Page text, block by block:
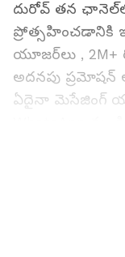
దురోవ్ తన
ప్రోత్సహించడానికి
యూజర్‌లు ,
అదనపు ప్రమోషన్
ఏదైనా మెసేజింగ్